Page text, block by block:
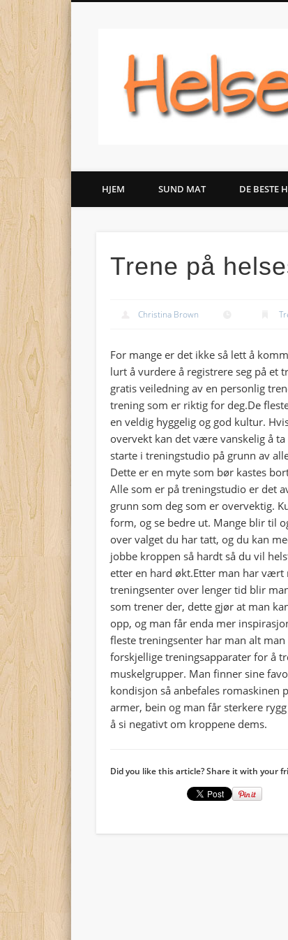
De beste helsetipsene
HJEM SUND MAT DE BESTE
Trene på
Christina Brown
For mange er det ikke så lett å
lurt å vurdere å registrere seg på et
gratis veiledning av en personlig
trening som er riktig for deg.De
en veldig hyggelig og god kultur.
overvekt kan det være vanskelig å
starte i treningstudio på grunn av
Dette er en myte som bør kastes
Alle som er på treningstudio er det
grunn som deg som er overvektig.
form, og se bedre ut. Mange blir til
over valget du har tatt, og du kan
jobbe kroppen så hardt så du vil
etter en hard økt.Etter man har vært
treningsenter over lenger tid blir
som trener der, dette gjør at man
opp, og man får enda mer
fleste treningsenter har man alt man
forskjellige treningsapparater for å
muskelgrupper. Man finner sine
kondisjon så anbefales romaskinen
armer, bein og man får sterkere
å si negativt om kroppene dems.
Did you like this article? Share it with your